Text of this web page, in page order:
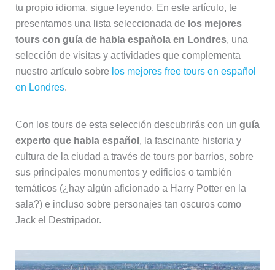
tu propio idioma, sigue leyendo. En este artículo, te
presentamos una lista seleccionada de los mejores
tours con guía de habla española en Londres, una
selección de visitas y actividades que complementa
nuestro artículo sobre los mejores free tours en español
en Londres.
Con los tours de esta selección descubrirás con un guía
experto que habla español , la fascinante historia y
cultura de la ciudad a través de tours por barrios, sobre
sus principales monumentos y edificios o también
temáticos (¿hay algún aficionado a Harry Potter en la
sala?) e incluso sobre personajes tan oscuros como
Jack el Destripador.